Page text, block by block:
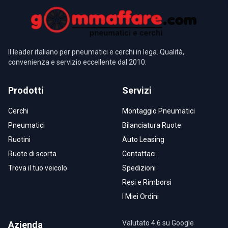
Il leader italiano per pneumatici e cerchi in lega. Qualità,
convenienza e servizio eccellente dal 2010.
Prodotti
Cerchi
Pneumatici
Ruotini
Ruote di scorta
Trova il tuo veicolo
Servizi
Montaggio Pneumatici
Bilanciatura Ruote
Auto Leasing
Contattaci
Spedizioni
Resi e Rimborsi
I Miei Ordini
Azienda Valutato 4.6 su Google